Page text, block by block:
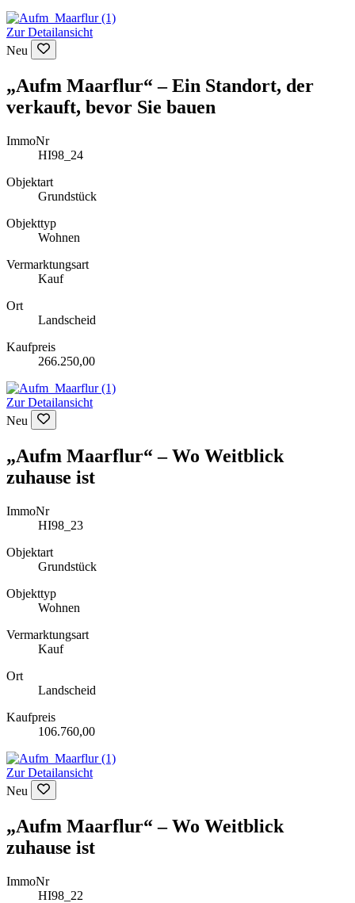
Zur Detailansicht
Neu
„Aufm Maarflur“ – Ein Standort, der
verkauft, bevor Sie bauen
ImmoNr
HI98_24
Objektart
Grundstück
Objekttyp
Wohnen
Vermarktungsart
Kauf
Ort
Landscheid
Kaufpreis
266.250,00
Zur Detailansicht
Neu
„Aufm Maarflur“ – Wo Weitblick
zuhause ist
ImmoNr
HI98_23
Objektart
Grundstück
Objekttyp
Wohnen
Vermarktungsart
Kauf
Ort
Landscheid
Kaufpreis
106.760,00
Zur Detailansicht
Neu
„Aufm Maarflur“ – Wo Weitblick
zuhause ist
ImmoNr
HI98_22